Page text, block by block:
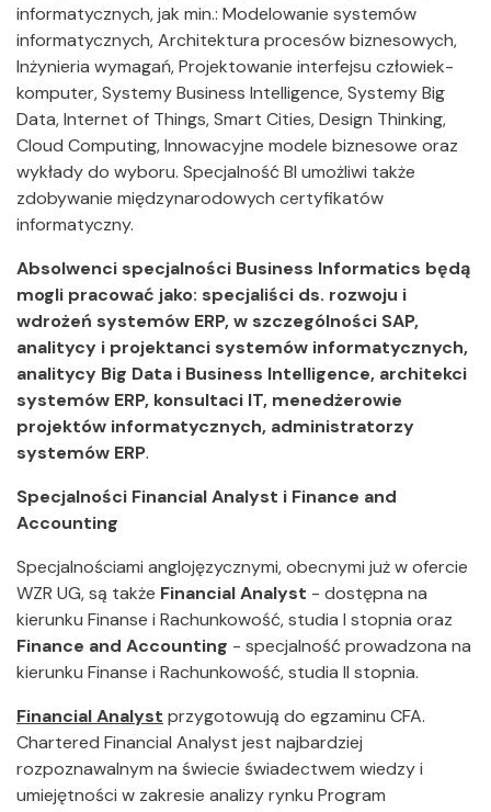
informatycznych, jak min.: Modelowanie systemów
informatycznych, Architektura procesów biznesowych,
Inżynieria wymagań, Projektowanie interfejsu człowiek-
komputer, Systemy Business Intelligence, Systemy Big
Data, Internet of Things, Smart Cities, Design Thinking,
Cloud Computing, Innowacyjne modele biznesowe oraz
wykłady do wyboru. Specjalność BI umożliwi także
zdobywanie międzynarodowych certyfikatów
informatyczny.
Absolwenci specjalności Business Informatics będą
mogli pracować jako: specjaliści ds. rozwoju i
wdrożeń systemów ERP, w szczególności SAP,
analitycy i projektanci systemów informatycznych,
analitycy Big Data i Business Intelligence, architekci
systemów ERP, konsultaci IT, menedżerowie
projektów informatycznych, administratorzy
systemów ERP.
Specjalności Financial Analyst i Finance and
Accounting
Specjalnościami anglojęzycznymi, obecnymi już w ofercie
WZR UG, są także Financial Analyst - dostępna na
kierunku Finanse i Rachunkowość, studia I stopnia oraz
Finance and Accounting - specjalność prowadzona na
kierunku Finanse i Rachunkowość, studia II stopnia.
Financial Analyst przygotowują do egzaminu CFA.
Chartered Financial Analyst jest najbardziej
rozpoznawalnym na świecie świadectwem wiedzy i
umiejętności w zakresie analizy rynku Program